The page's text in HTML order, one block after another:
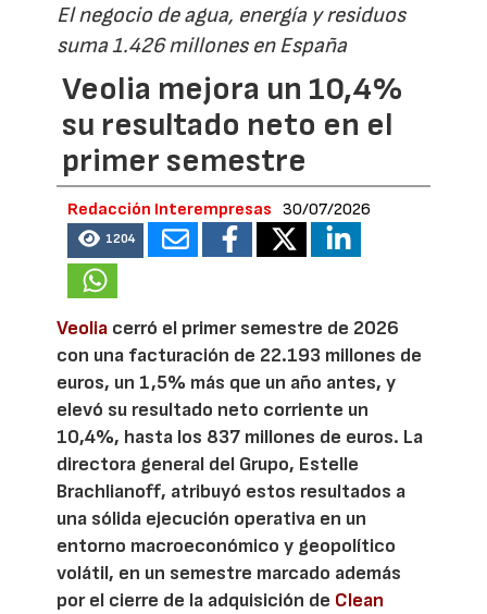
El negocio de agua, energía y residuos
suma 1.426 millones en España
Veolia mejora un 10,4%
su resultado neto en el
primer semestre
Redacción Interempresas 30/07/2026
1204
Veolia cerró el primer semestre de 2026
con una facturación de 22.193 millones de
euros, un 1,5% más que un año antes, y
elevó su resultado neto corriente un
10,4%, hasta los 837 millones de euros. La
directora general del Grupo, Estelle
Brachlianoff, atribuyó estos resultados a
una sólida ejecución operativa en un
entorno macroeconómico y geopolítico
volátil, en un semestre marcado además
por el cierre de la adquisición de Clean